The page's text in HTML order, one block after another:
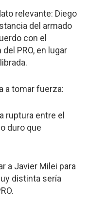
relevante: Diego
del armado
con el
PRO, en lugar
a tomar fuerza:
ruptura entre el
duro que
a Javier Milei para
distinta sería